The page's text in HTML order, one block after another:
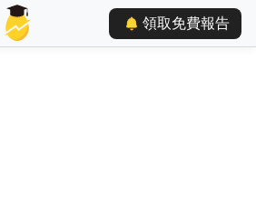
領取免費報告